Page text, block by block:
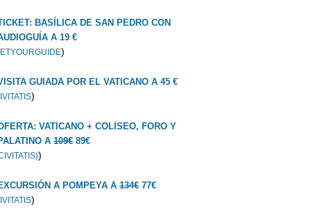
BASÍLICA DE SAN PEDRO CON
A 19 €
)
GUIADA POR EL VATICANO A 45 €
)
VATICANO + COLISEO, FORO Y
A 109€ 89€
)
A POMPEYA A 134€ 77€
)